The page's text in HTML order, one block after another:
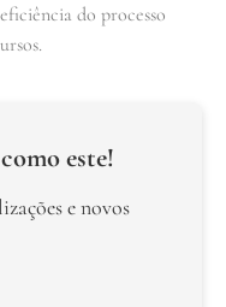
do processo
este!
e novos